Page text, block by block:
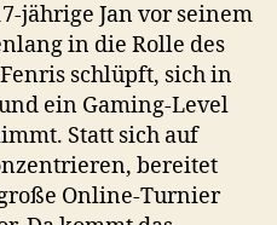
jährige Jan vor seinem
in die Rolle des
schlüpft, sich in
ein Gaming-Level
Statt sich auf
bereitet
Online-Turnier